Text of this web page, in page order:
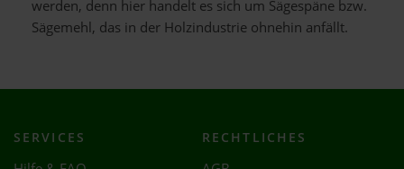
werden, denn hier handelt es sich um Sägespäne bzw.
Sägemehl, das in der Holzindustrie ohnehin anfällt.
SERVICES RECHTLICHES